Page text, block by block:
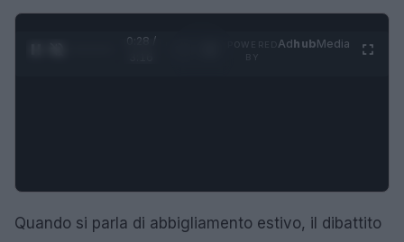
0:29 /
AdhubMedia
Quando si parla di abbigliamento estivo, il dibattito